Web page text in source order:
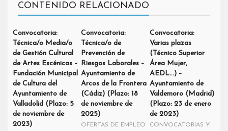
CONTENIDO RELACIONADO
Convocatoria:
Técnica/o Media/o
de Gestión Cultural
de Artes Escénicas –
Fundación Municipal
de Cultura del
Ayuntamiento de
Valladolid (Plazo: 5
de noviembre de
2023)
Convocatoria:
Técnica/o de
Prevención de
Riesgos Laborales –
Ayuntamiento de
Arcos de la Frontera
(Cádiz) (Plazo: 18
de noviembre de
2025)
OFERTAS DE EMPLEO
Convocatoria:
Varias plazas
(Técnico Superior
Área Mujer,
AEDL…) –
Ayuntamiento de
Valdemoro (Madrid)
(Plazo: 23 de enero
de 2023)
CONVOCATORIAS Y